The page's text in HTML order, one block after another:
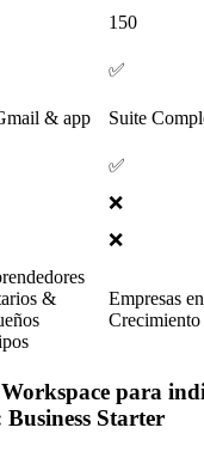
150
✅
& app Suite
✅
❌
❌
&
Empresas en
Crecimiento
Workspace para
Business Starter